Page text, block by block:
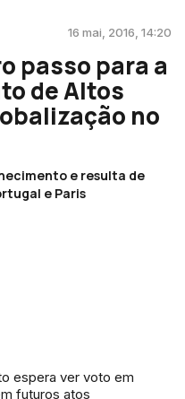
16 mai, 2016, 14:20
passo para a
de Altos
no
e resulta de
e Paris
espera ver voto em
futuros atos